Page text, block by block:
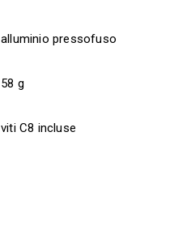
alluminio pressofuso
58 g
viti C8 incluse